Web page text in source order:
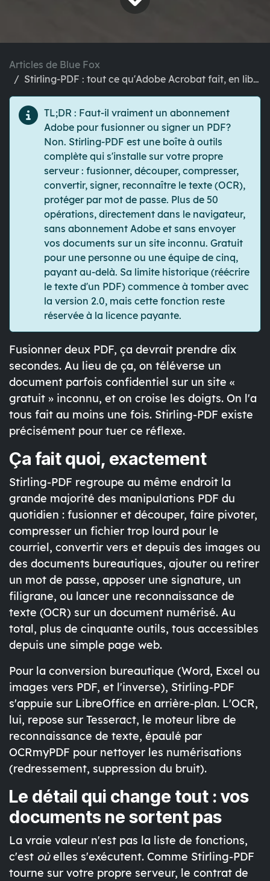
Articles de Blue Fox
Stirling-PDF : tout ce qu'Adobe Acrobat fait, en libre
TL;DR : Faut-il vraiment un abonnement
Adobe pour fusionner ou signer un PDF?
Non. Stirling-PDF est une boîte à outils
complète qui s'installe sur votre propre
serveur : fusionner, découper, compresser,
convertir, signer, reconnaître le texte (OCR),
protéger par mot de passe. Plus de 50
opérations, directement dans le navigateur,
sans abonnement Adobe et sans envoyer
vos documents sur un site inconnu. Gratuit
pour une personne ou une équipe de cinq,
payant au-delà. Sa limite historique (réécrire
le texte d'un PDF) commence à tomber avec
la version 2.0, mais cette fonction reste
réservée à la licence payante.
Fusionner deux PDF, ça devrait prendre dix
secondes. Au lieu de ça, on téléverse un
document parfois confidentiel sur un site «
gratuit » inconnu, et on croise les doigts. On l'a
tous fait au moins une fois. Stirling-PDF existe
précisément pour tuer ce réflexe.
Ça fait quoi, exactement
Stirling-PDF regroupe au même endroit la
grande majorité des manipulations PDF du
quotidien : fusionner et découper, faire pivoter,
compresser un fichier trop lourd pour le
courriel, convertir vers et depuis des images ou
des documents bureautiques, ajouter ou retirer
un mot de passe, apposer une signature, un
filigrane, ou lancer une reconnaissance de
texte (OCR) sur un document numérisé. Au
total, plus de cinquante outils, tous accessibles
depuis une simple page web.
Pour la conversion bureautique (Word, Excel ou
images vers PDF, et l'inverse), Stirling-PDF
s'appuie sur LibreOffice en arrière-plan. L'OCR,
lui, repose sur Tesseract, le moteur libre de
reconnaissance de texte, épaulé par
OCRmyPDF pour nettoyer les numérisations
(redressement, suppression du bruit).
Le détail qui change tout : vos
documents ne sortent pas
La vraie valeur n'est pas la liste de fonctions,
c'est oùelles s'exécutent. Comme Stirling-PDF
tourne sur votre propre serveur, le contrat de